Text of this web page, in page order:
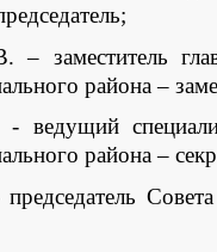
– заместитель
района –
специалист
района –
Совета